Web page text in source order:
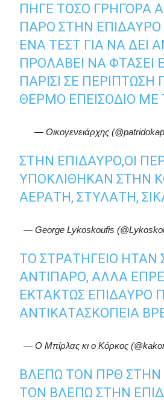
ΠΉΓΕ ΤΌΣΟ ΓΡΉΓΟΡΑ
ΠΆΡΟ ΣΤΗΝ
ΈΝΑ ΤΕΣΤ ΓΙΑ ΝΑ ΔΕΙ
ΠΡΟΛΆΒΕΙ ΝΑ ΦΤΆΣΕΙ
ΠΑΡΊΣΙ ΣΕ
ΘΕΡΜΌ ΕΠΕΙΣΌΔΙΟ ΜΕ
— Οικογενειάρχης
ΣΤΗΝ ΕΠΊΔΑΥΡΟ,ΟΙ
ΥΠΟΚΛΊΘΗΚΑΝ ΣΤΗΝ
ΑΕΡΆΤΗ, ΣΤΥΛΆΤΗ,
— George Lykoskoufis
ΤΟ ΣΤΡΑΤΗΓΕΊΟ ΉΤΑΝ
ΑΝΤΊΠΑΡΟ, ΑΛΛΆ
ΕΚΤΆΚΤΩΣ ΕΠΊΔΑΥΡΟ
ΑΝΤΙΚΑΤΑΣΚΟΠΕΊΑ
— Ο Μπίρλας κι ο Κόρκος
ΒΛΈΠΩ ΤΟΝ ΠΡΘ ΣΤΗΝ
ΤΟΝ ΒΛΈΠΩ ΣΤΗΝ